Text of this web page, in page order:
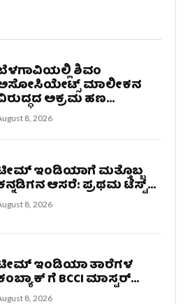
ಶಿವಂ
ಮಾಲೀಕನ
ಅಕ್ರಮ ಹಣ...
8, 2026
ಇಂಡಿಯಾಗೆ ಮತ್ತೊಬ್ಬ
ಆಸರೆ: ಪ್ರಥಮ ಟೆಸ್ಟ್...
8, 2026
ಇಂಡಿಯಾ ತಾರೆಗಳ
ಗೆ BCCI ಮಾಸ್ಟರ್...
8, 2026